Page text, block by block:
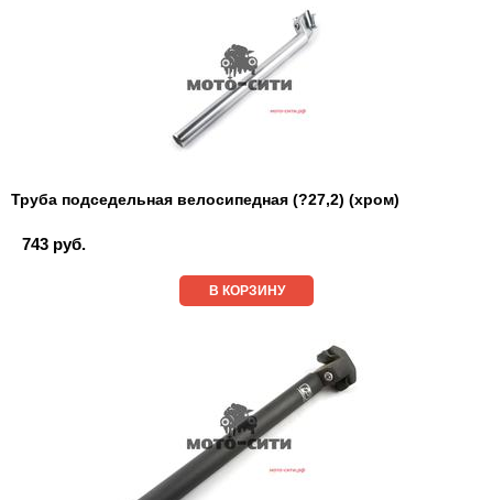
Труба подседельная велосипедная (?27,2) (хром)
743 руб.
В КОРЗИНУ